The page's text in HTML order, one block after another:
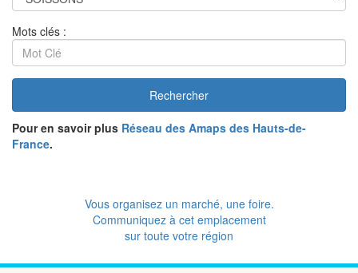
Mots clés :
Rechercher
Pour en savoir plus Réseau des Amaps des Hauts-de-
France.
Vous organisez un marché, une foire.
Communiquez à cet emplacement
sur toute votre région